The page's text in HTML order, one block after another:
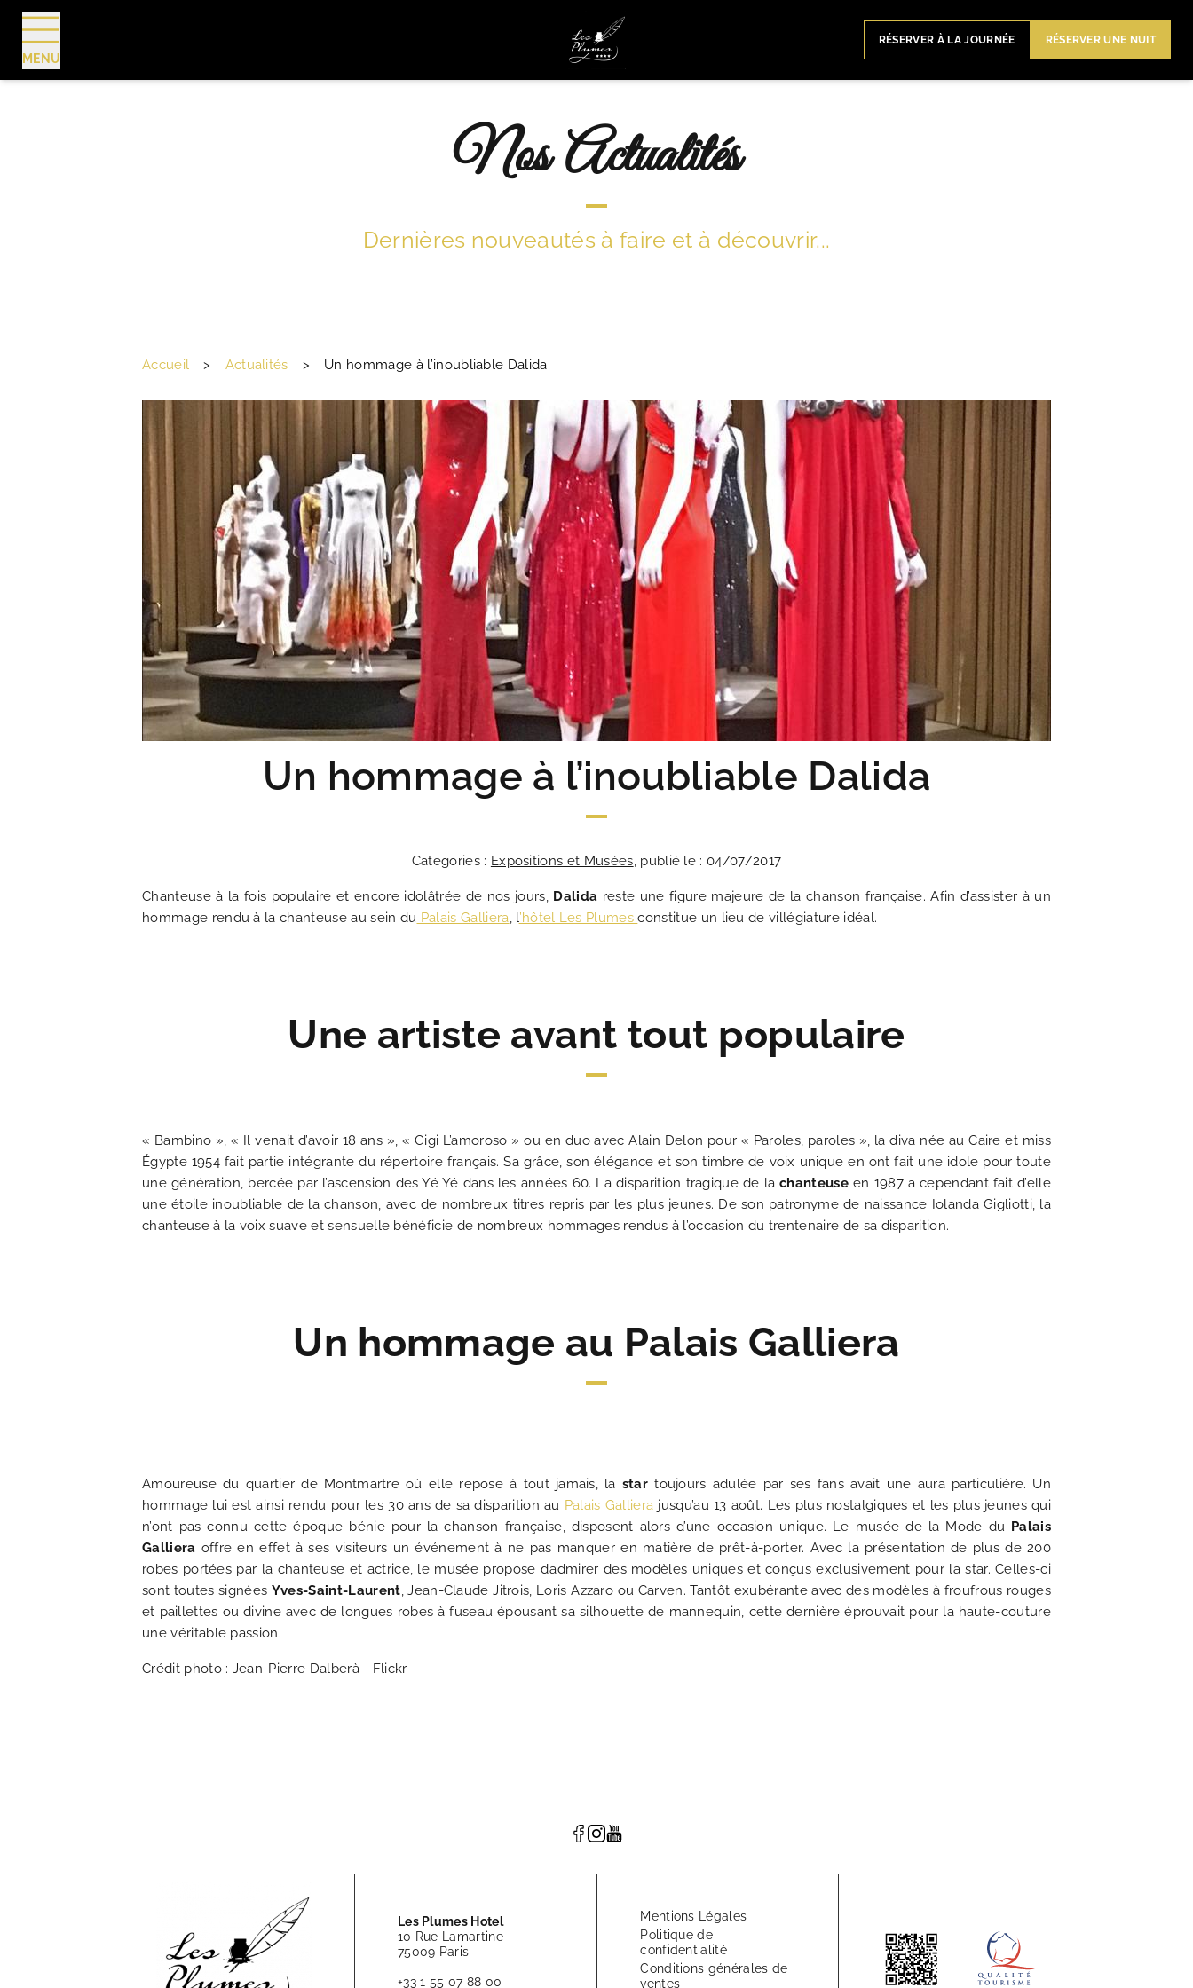
MENU
RÉSERVER À LA JOURNÉE RÉSERVER UNE NUIT
ACCUEIL
NOS ENGAGEMENTS
GALERIE PHOTOS
Un passionnant voyage dans le temps
Une adresse à la fois chic et littéraire
Un charme irrésistible
Meilleur tarif garanti
Les Plumes Hôtel s'engage en faveur de l'écologie
Au cœur du Paris romantique du 19ème siècle
Idéal pour découvrir Paris
Les nouveautés du moment
La réponse à toutes vos questions
RÉSERVER
Nos Actualités
Dernières nouveautés à faire et à découvrir...
Accueil > Actualités > Un hommage à l’inoubliable Dalida
Un hommage à l’inoubliable Dalida
Categories : Expositions et Musées, publié le : 04/07/2017
Chanteuse à la fois populaire et encore idolâtrée de nos jours, Dalida reste une figure majeure de la chanson française. Afin d’assister à un
hommage rendu à la chanteuse au sein du Palais Galliera, l’hôtel Les Plumesconstitue un lieu de villégiature idéal.
Une artiste avant tout populaire
« Bambino », « Il venait d’avoir 18 ans », « Gigi L’amoroso » ou en duo avec Alain Delon pour « Paroles, paroles », la diva née au Caire et miss
Égypte 1954 fait partie intégrante du répertoire français. Sa grâce, son élégance et son timbre de voix unique en ont fait une idole pour toute
une génération, bercée par l’ascension des Yé Yé dans les années 60. La disparition tragique de lachanteuse en 1987 a cependant fait d’elle
une étoile inoubliable de la chanson, avec de nombreux titres repris par les plus jeunes. De son patronyme de naissance Iolanda Gigliotti, la
chanteuse à la voix suave et sensuelle bénéficie de nombreux hommages rendus à l’occasion du trentenaire de sa disparition.
Un hommage au Palais Galliera
Amoureuse du quartier de Montmartre où elle repose à tout jamais, la star toujours adulée par ses fans avait une aura particulière. Un
hommage lui est ainsi rendu pour les 30 ans de sa disparition au Palais Galliera jusqu’au 13 août. Les plus nostalgiques et les plus jeunes qui
n’ont pas connu cette époque bénie pour la chanson française, disposent alors d’une occasion unique. Le musée de la Mode du Palais
Galliera offre en effet à ses visiteurs un événement à ne pas manquer en matière de prêt-à-porter. Avec la présentation de plus de 200
robes portées par la chanteuse et actrice, le musée propose d’admirer des modèles uniques et conçus exclusivement pour la star. Celles-ci
sont toutes signées Yves-Saint-Laurent, Jean-Claude Jitrois, Loris Azzaro ou Carven. Tantôt exubérante avec des modèles à froufrous rouges
et paillettes ou divine avec de longues robes à fuseau épousant sa silhouette de mannequin, cette dernière éprouvait pour la haute-couture
une véritable passion.
Crédit photo : Jean-Pierre Dalberà - Flickr
Les Plumes Hotel
10 Rue Lamartine
75009 Paris
+33 1 55 07 88 00
Mentions Légales
Politique de
confidentialité
Conditions générales de
ventes